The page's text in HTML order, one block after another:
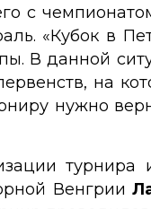
с
«Кубок в
В данной
на
нужно
турнира
Венгрии